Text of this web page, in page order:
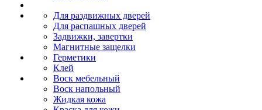
Для раздвижных дверей
Для распашных дверей
Задвижки, завертки
Магнитные защелки
Герметики
Клей
Воск мебельный
Воск напольный
Жидкая кожа